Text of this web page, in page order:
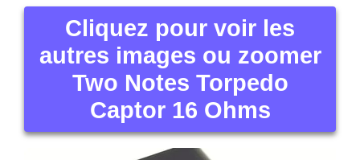
Cliquez pour voir les
autres images ou zoomer
Two Notes Torpedo
Captor 16 Ohms